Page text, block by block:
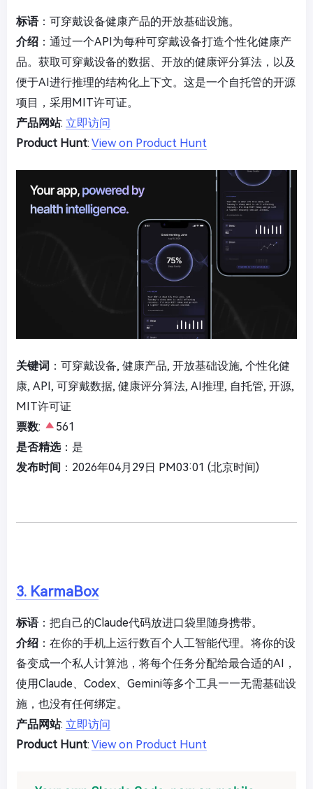
标语：可穿戴设备健康产品的开放基础设施。
介绍 ：通过一个API为每种可穿戴设备打造个性化健康产
品。获取可穿戴设备的数据、开放的健康评分算法，以及
便于AI进行推理的结构化上下文。这是一个自托管的开源
项目，采用MIT许可证。
产品网站: 立即访问
Product Hunt: View on Product Hunt
关键词 ：可穿戴设备, 健康产品, 开放基础设施, 个性化健
康, API, 可穿戴数据, 健康评分算法, AI推理, 自托管, 开源,
MIT许可证
票数:
561
是否精选：是
发布时间 ：2026年04月29日 PM03:01 (北京时间)
3. KarmaBox
标语：把自己的Claude代码放进口袋里随身携带。
介绍 ：在你的手机上运行数百个人工智能代理。将你的设
备变成一个私人计算池，将每个任务分配给最合适的AI，
使用Claude、Codex、Gemini等多个工具——无需基础设
施，也没有任何绑定。
产品网站: 立即访问
Product Hunt: View on Product Hunt